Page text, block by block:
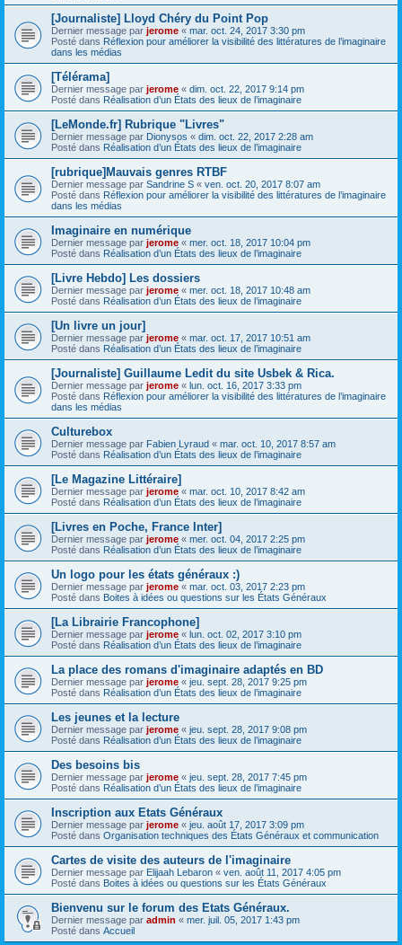
[Journaliste] Lloyd Chéry du Point Pop
Dernier message par jerome « mar. oct. 24, 2017 3:30 pm
Posté dans Réflexion pour améliorer la visibilité des littératures de l’imaginaire
dans les médias
[Télérama]
Dernier message par jerome « dim. oct. 22, 2017 9:14 pm
Posté dans Réalisation d’un États des lieux de l’imaginaire
[LeMonde.fr] Rubrique "Livres"
Dernier message par Dionysos « dim. oct. 22, 2017 2:28 am
Posté dans Réalisation d’un États des lieux de l’imaginaire
[rubrique]Mauvais genres RTBF
Dernier message par Sandrine S « ven. oct. 20, 2017 8:07 am
Posté dans Réflexion pour améliorer la visibilité des littératures de l’imaginaire
dans les médias
Imaginaire en numérique
Dernier message par jerome « mer. oct. 18, 2017 10:04 pm
Posté dans Réalisation d’un États des lieux de l’imaginaire
[Livre Hebdo] Les dossiers
Dernier message par jerome « mer. oct. 18, 2017 10:48 am
Posté dans Réalisation d’un États des lieux de l’imaginaire
[Un livre un jour]
Dernier message par jerome « mar. oct. 17, 2017 10:51 am
Posté dans Réalisation d’un États des lieux de l’imaginaire
[Journaliste] Guillaume Ledit du site Usbek & Rica.
Dernier message par jerome « lun. oct. 16, 2017 3:33 pm
Posté dans Réflexion pour améliorer la visibilité des littératures de l’imaginaire
dans les médias
Culturebox
Dernier message par Fabien Lyraud « mar. oct. 10, 2017 8:57 am
Posté dans Réalisation d’un États des lieux de l’imaginaire
[Le Magazine Littéraire]
Dernier message par jerome « mar. oct. 10, 2017 8:42 am
Posté dans Réalisation d’un États des lieux de l’imaginaire
[Livres en Poche, France Inter]
Dernier message par jerome « mer. oct. 04, 2017 2:25 pm
Posté dans Réalisation d’un États des lieux de l’imaginaire
Un logo pour les états généraux :)
Dernier message par jerome « mar. oct. 03, 2017 2:23 pm
Posté dans Boites à idées ou questions sur les États Généraux
[La Librairie Francophone]
Dernier message par jerome « lun. oct. 02, 2017 3:10 pm
Posté dans Réalisation d’un États des lieux de l’imaginaire
La place des romans d'imaginaire adaptés en BD
Dernier message par jerome « jeu. sept. 28, 2017 9:25 pm
Posté dans Réalisation d’un États des lieux de l’imaginaire
Les jeunes et la lecture
Dernier message par jerome « jeu. sept. 28, 2017 9:08 pm
Posté dans Réalisation d’un États des lieux de l’imaginaire
Des besoins bis
Dernier message par jerome « jeu. sept. 28, 2017 7:45 pm
Posté dans Réalisation d’un États des lieux de l’imaginaire
Inscription aux Etats Généraux
Dernier message par jerome « jeu. août 17, 2017 3:09 pm
Posté dans Organisation techniques des États Généraux et communication
Cartes de visite des auteurs de l'imaginaire
Dernier message par Elijaah Lebaron « ven. août 11, 2017 4:05 pm
Posté dans Boites à idées ou questions sur les États Généraux
Bienvenu sur le forum des Etats Généraux.
Dernier message par admin « mer. juil. 05, 2017 1:43 pm
Posté dans Accueil